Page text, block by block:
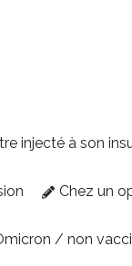
injecté à son
Chez un
/ non